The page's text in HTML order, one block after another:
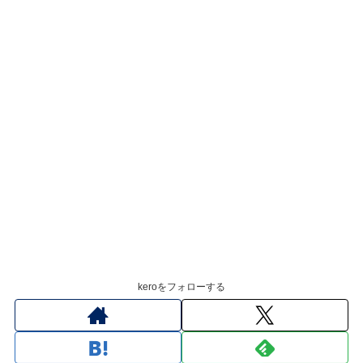
keroをフォローする